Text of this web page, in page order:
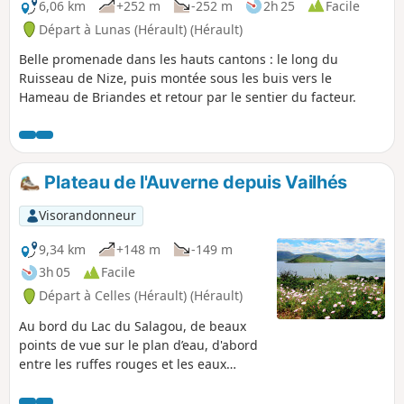
6,06 km
+252 m -252 m 2h 25
Facile
Départ à Lunas (Hérault) (Hérault)
Belle promenade dans les hauts cantons : le long du
Ruisseau de Nize, puis montée sous les buis vers le
Hameau de Briandes et retour par le sentier du facteur.
Plateau de l'Auverne depuis Vailhés
Visorandonneur
9,34 km
+148 m
-149 m
3h 05
Facile
Départ à Celles (Hérault) (Hérault)
Au bord du Lac du Salagou, de beaux
points de vue sur le plan d’eau, d'abord
entre les ruffes rouges et les eaux